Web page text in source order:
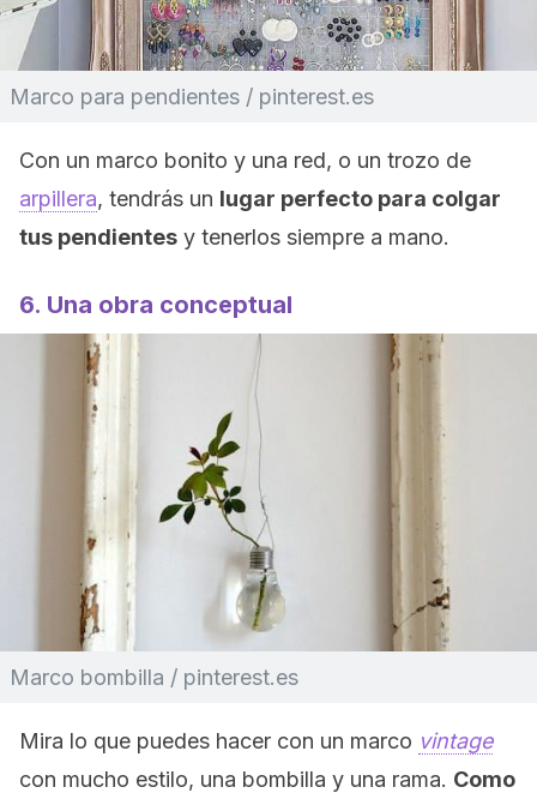
Marco para pendientes / pinterest.es
Con un marco bonito y una red, o un trozo de
arpillera, tendrás un lugar perfecto para colgar
tus pendientes y tenerlos siempre a mano.
6. Una obra conceptual
Marco bombilla / pinterest.es
Mira lo que puedes hacer con un marco vintage
con mucho estilo, una bombilla y una rama. Como